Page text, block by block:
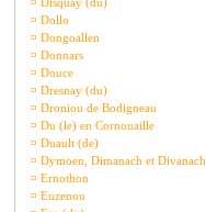
¤ Dollo
¤ Dongoallen
¤ Donnars
¤ Douce
¤ Dresnay (du)
¤ Droniou de Bodigneau
¤ Du (le) en Cornouaille
¤ Duault (de)
¤ Dymoen, Dimanach et Divanach
¤ Ernothon
¤ Euzenou